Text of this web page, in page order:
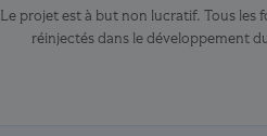
Le projet est à but non lucratif. Tous les
réinjectés dans le développement